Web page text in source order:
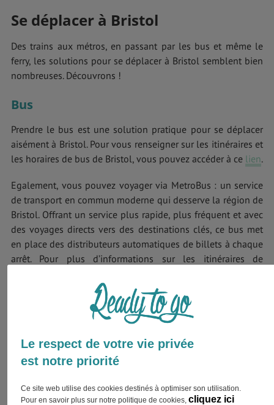
Se déplacer à Bristol
Des trains aux métros, en passant par les bus et même le
ferry, les solutions pour se déplacer à Bristol semblent bien
nombreuses. Découvrons !
Bus
Prendre le bus est une solution pratique pour se déplacer
aisément à Bristol. Pour vous renseigner sur les itinéraires et
les horaires de bus de Bristol, vous pouvez accéder à ce lien.
Egalement, vous pouvez voyager via MetroBus : un service
de transport en commun moderne qui desserve la région de
Bristol. Offrant un service plus rapide, plus fréquent et avec
des voyages directs vers des destinations clés, ce bus met
en place des distributeurs automatiques de billets à chaque
arrêt. Pour plus d’informations sur les itinéraires de
Etant au cœur du réseau ferré national de l’ouest de
l’Angleterre, Bristol est couverte par First Great Western ainsi
que d’autres grands opérateurs ferroviaires qui assurent des
liaisons au niveau local, régional et interurbain depuis la
gare de Bristol Temple Meads et la gare de Bristol Parkway .
Le respect de votre vie privée
est notre priorité
Ce site web utilise des cookies destinés à optimiser son utilisation.
Pour en savoir plus sur notre politique de cookies, cliquez ici